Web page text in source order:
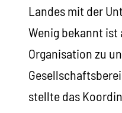
Landes mit der
Wenig bekannt ist
Organisation zu
stellte das